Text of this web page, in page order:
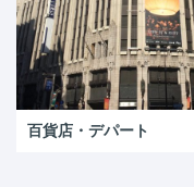
百貨店・デパート